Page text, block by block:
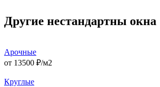
Другие нестандартны окна
Арочные
от 13500 ₽/м2
Круглые